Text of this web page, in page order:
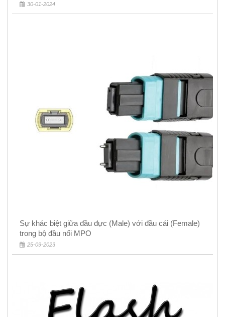
30-01-2024
Sự khác biệt giữa đầu đực (Male) với đầu cái (Female)
trong bộ đầu nối MPO
25-09-2023